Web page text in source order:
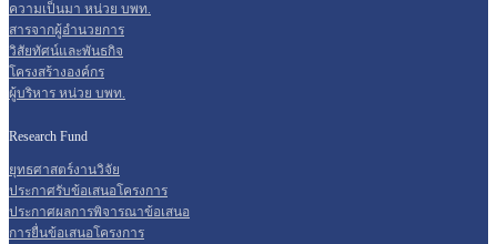
ความเป็นมา หน่วย บพท.
สารจากผู้อำนวยการ
วิสัยทัศน์และพันธกิจ
โครงสร้างองค์กร
ผู้บริหาร หน่วย บพท.
Research Fund
ยุทธศาสตร์งานวิจัย
ประกาศรับข้อเสนอโครงการ
ประกาศผลการพิจารณาข้อเสนอ
การยื่นข้อเสนอโครงการ